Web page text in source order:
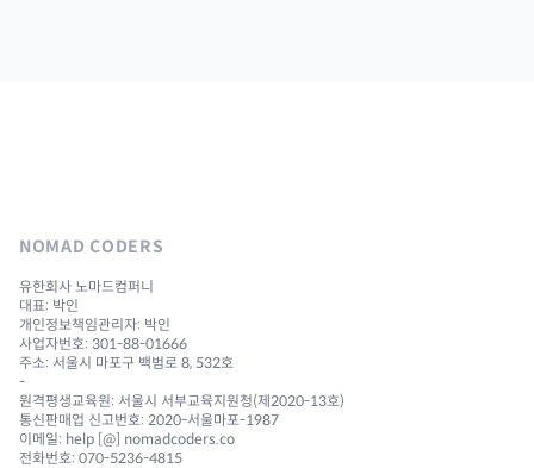
NOMAD CODERS
유한회사 노마드컴퍼니
대표: 박인
개인정보책임관리자: 박인
사업자번호: 301-88-01666
주소: 서울시 마포구 백범로 8, 532호
-
원격평생교육원: 서울시 서부교육지원청(제2020-13호)
통신판매업 신고번호: 2020-서울마포-1987
이메일: help [@] nomadcoders.co
전화번호: 070-5236-4815